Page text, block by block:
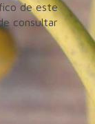
de este
consultar